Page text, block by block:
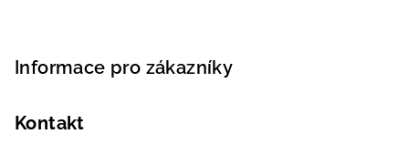
Informace pro zákazníky
Kontakt